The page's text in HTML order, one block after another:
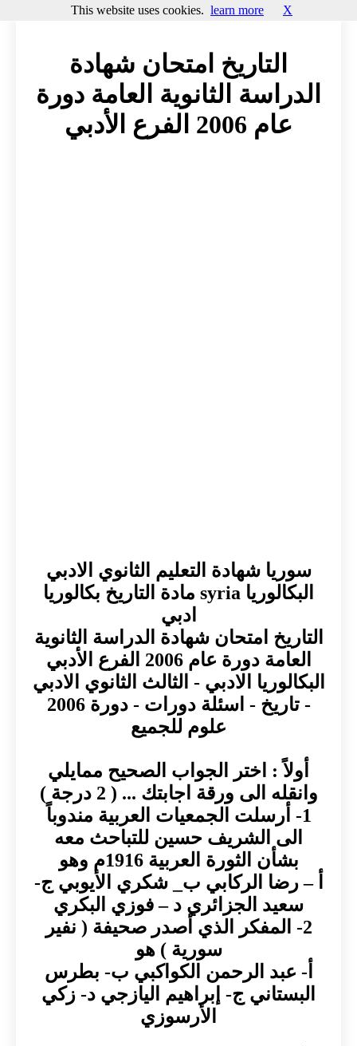
التاريخ امتحان شهادة
الدراسة الثانوية العامة دورة
عام 2006 الفرع الأدبي
سوريا شهادة التعليم الثانوي الادبي
البكالوريا syria مادة التاريخ بكالوريا
ادبي
التاريخ امتحان شهادة الدراسة الثانوية
العامة دورة عام 2006 الفرع الأدبي
البكالوريا الادبي - الثالث الثانوي الادبي
- تاريخ - اسئلة دورات - دورة 2006
علوم للجميع
أولاً : اختر الجواب الصحيح ممايلي
وانقله الى ورقة اجابتك ... ( 2 درجة )
1- أرسلت الجمعيات العربية مندوباً
الى الشريف حسين للتباحث معه
بشأن الثورة العربية 1916م وهو
أ – رضا الركابي ب_ شكري الأيوبي ج-
سعيد الجزائري د – فوزي البكري
2- المفكر الذي أصدر صحيفة ( نفير
سورية ) هو
أ‌- عبد الرحمن الكواكبي ب- بطرس
البستاني ج- إبراهيم اليازجي د- زكي
الأرسوزي
This website uses cookies. learn more X